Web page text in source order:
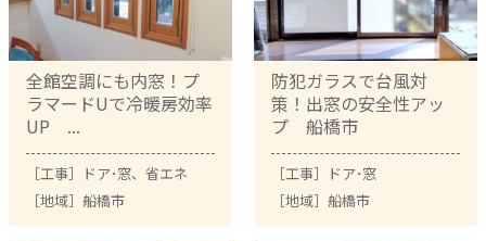
全館空調にも内窓！プ
ラマードUで冷暖房効率
UP ...
［工事］ ドア･窓、 省エネ
［地域］ 船橋市
防犯ガラスで台風対
策！出窓の安全性アッ
プ 船橋市
［工事］
ドア･窓
［地域］ 船橋市